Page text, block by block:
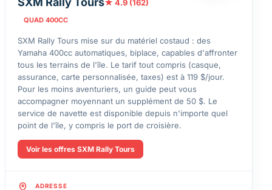
★ 4.9 (162)
QUAD 400CC
SXM Rally Tours mise sur du matériel costaud : des
Yamaha 400cc automatiques, biplace, capables d'affronter
tous les terrains de l'île. Le tarif tout compris (casque,
assurance, carte personnalisée, taxes) est à 119 $/jour.
Pour les moins aventuriers, un guide peut vous
accompagner moyennant un supplément de 50 $. Le
service de navette est disponible depuis n'importe quel
point de l'île, y compris le port de croisière.
Voir les offres SXM Rally Tours
ADRESSE